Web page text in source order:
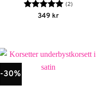
Betygsatt5
(2)
349 kr
-30%